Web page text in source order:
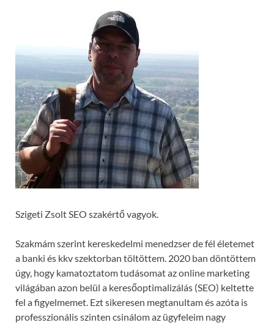
Szigeti Zsolt SEO szakértő vagyok.
Szakmám szerint kereskedelmi menedzser de fél életemet
a banki és kkv szektorban töltöttem. 2020 ban döntöttem
úgy, hogy kamatoztatom tudásomat az online marketing
világában azon belül a keresőoptimalizálás (SEO) keltette
fel a figyelmemet. Ezt sikeresen megtanultam és azóta is
professzionális szinten csinálom az ügyfeleim nagy